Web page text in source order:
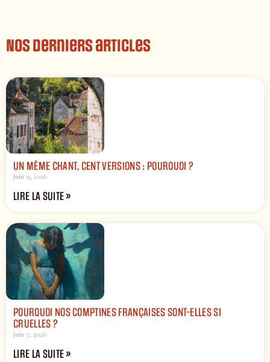
Nos derniers articles
UN MÊME CHANT, CENT VERSIONS : POURQUOI ?
juin 9, 2026
LIRE LA SUITE »
POURQUOI NOS COMPTINES FRANÇAISES SONT-ELLES SI
CRUELLES ?
juin 7, 2026
LIRE LA SUITE »